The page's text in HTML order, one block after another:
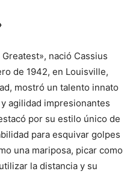
nació Cassius
de 1942, en Louisville,
mostró un talento innato
agilidad impresionantes
por su estilo único de
para esquivar golpes
una mariposa, picar como
la distancia y su